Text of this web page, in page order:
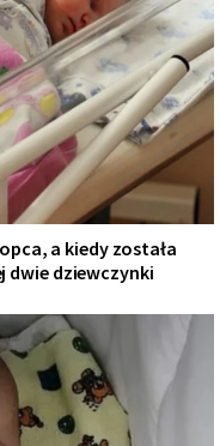
a kiedy została
dwie dziewczynki